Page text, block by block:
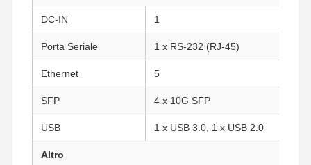
1U Rackmount PC
Mini PC POE
NAS Mini PC
Celeron Mini PC
DC-IN 1
Porta Seriale 1 x RS-232 (RJ-45)
Ethernet 5
SFP 4 x 10G SFP
USB 1 x USB 3.0, 1 x USB 2.0
Altro